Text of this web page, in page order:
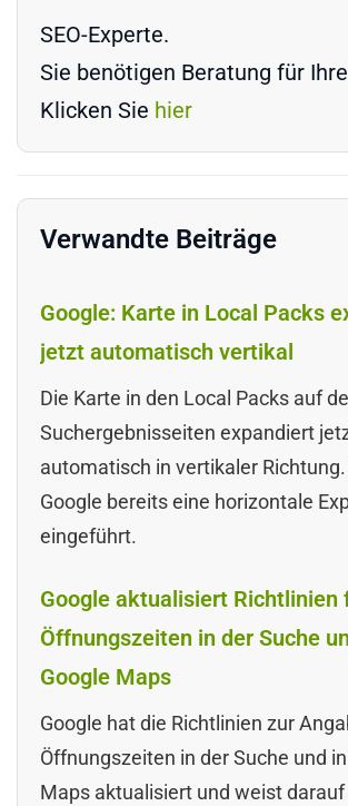
SEO-Experte.
Sie benötigen Beratung für
Klicken Sie hier
Verwandte Beiträge
Google: Karte in Local Packs
jetzt automatisch vertikal
Die Karte in den Local Packs auf
Suchergebnisseiten expandiert
automatisch in vertikaler
Google bereits eine horizontale
eingeführt.
Google aktualisiert Richtlinien
Öffnungszeiten in der Suche
Google Maps
Google hat die Richtlinien zur
Öffnungszeiten in der Suche und
Maps aktualisiert und weist darauf